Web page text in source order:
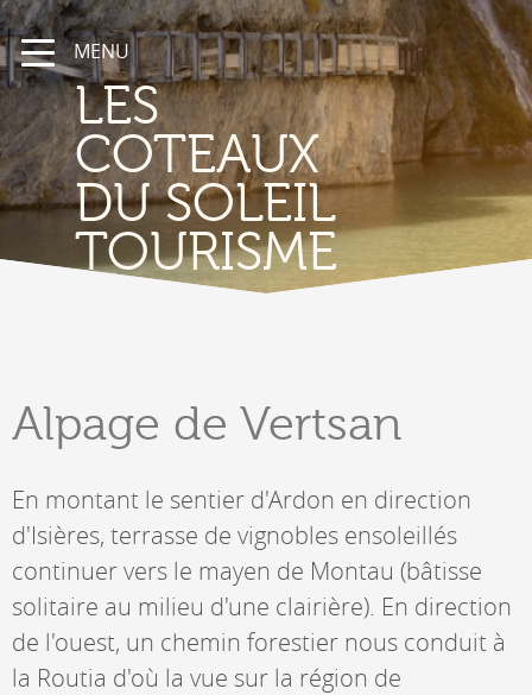
MENU
LES
COTEAUX
DU SOLEIL
TOURISME
Alpage de Vertsan
En montant le sentier d'Ardon en direction
d'Isières, terrasse de vignobles ensoleillés
continuer vers le mayen de Montau (bâtisse
solitaire au milieu d'une clairière). En direction
de l'ouest, un chemin forestier nous conduit à
la Routia d'où la vue sur la région de